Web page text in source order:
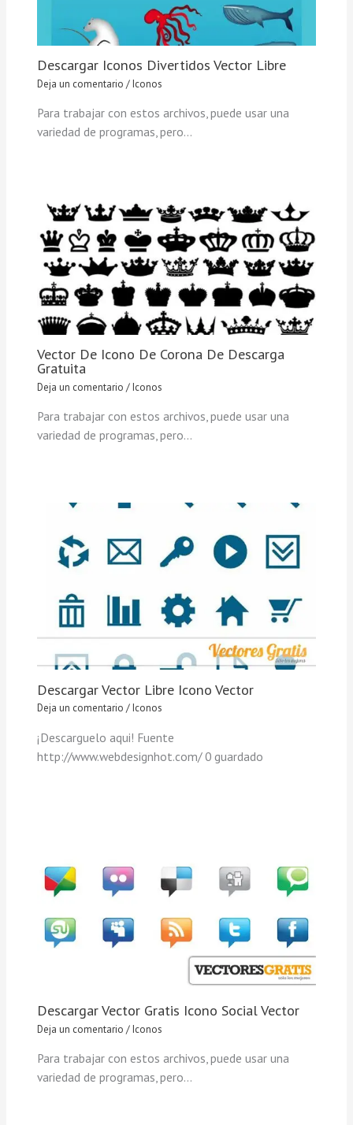
Descargar Iconos Divertidos Vector Libre
Deja un comentario /Iconos
Para trabajar con estos archivos, puede usar una
variedad de programas, pero…
Vector De Icono De Corona De Descarga
Gratuita
Deja un comentario /Iconos
Para trabajar con estos archivos, puede usar una
variedad de programas, pero…
Descargar Vector Libre Icono Vector
Deja un comentario /Iconos
¡Descarguelo aqui! Fuente
http://www.webdesignhot.com/ 0 guardado
Descargar Vector Gratis Icono Social Vector
Deja un comentario /Iconos
Para trabajar con estos archivos, puede usar una
variedad de programas, pero…